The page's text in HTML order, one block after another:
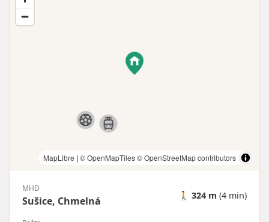
MapLibre | © OpenMapTiles© OpenStreetMap contributors
MHD
Sušice, Chmelná 🚶 324 m (4 min)